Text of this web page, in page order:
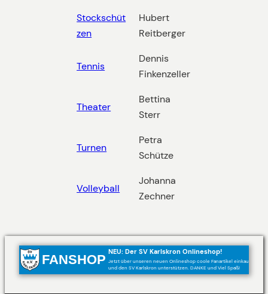
Stockschüt
zen
Hubert
Reitberger
Tennis
Dennis
Finkenzeller
Theater
Bettina
Sterr
Turnen
Petra
Schütze
Volleyball
Johanna
Zechner
FANSHOP NEU: Der SV Karlskron Onlineshop!
Jetzt über unseren neuen Onlineshop coole Fanartikel einkaufen
und den SV Karlskron unterstützen. DANKE und Viel Spaß!